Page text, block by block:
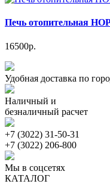
Печь отопительная
16500р.
Удобная доставка по
Наличный и
безналичный расчет
+7 (3022) 31-50-31
+7 (3022) 206-800
Мы в соцсетях
КАТАЛОГ